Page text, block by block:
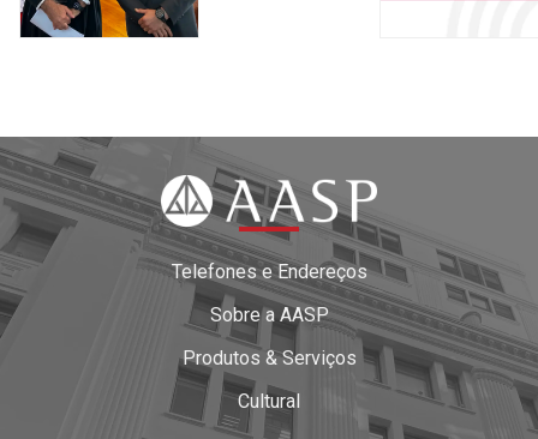
Telefones e Endereços
Sobre a AASP
Produtos & Serviços
Cultural